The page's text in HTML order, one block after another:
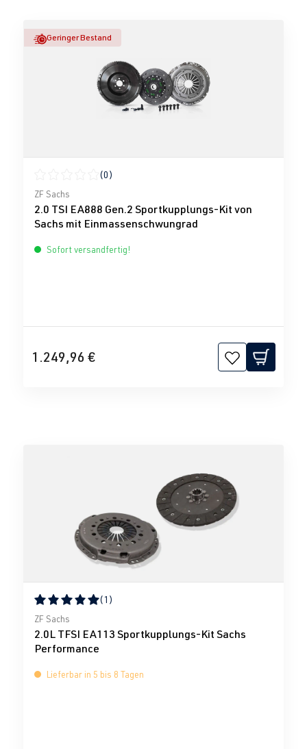
Geringer Bestand
Durchschnittliche Bewertung von 0 von 5 Sternen
(0)
ZF Sachs
2.0 TSI EA888 Gen.2 Sportkupplungs-Kit von
Sachs mit Einmassenschwungrad
Sofort versandfertig!
1.249,96 €
Durchschnittliche Bewertung von 5 von 5 Sternen
(1)
ZF Sachs
2.0L TFSI EA113 Sportkupplungs-Kit Sachs
Performance
Lieferbar in 5 bis 8 Tagen